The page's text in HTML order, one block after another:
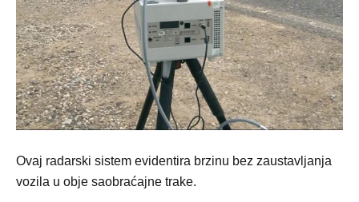
Ovaj radarski sistem evidentira brzinu bez zaustavljanja
vozila u obje saobraćajne trake.